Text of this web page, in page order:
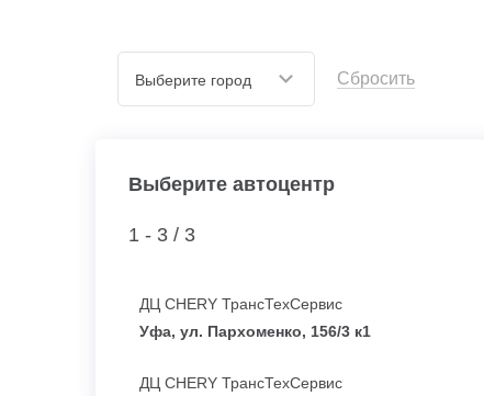
Выберите город Сбросить
Выберите автоцентр
1 - 3 / 3
ДЦ CHERY ТрансТехСервис
Уфа, ул. Пархоменко, 156/3 к1
ДЦ CHERY ТрансТехСервис